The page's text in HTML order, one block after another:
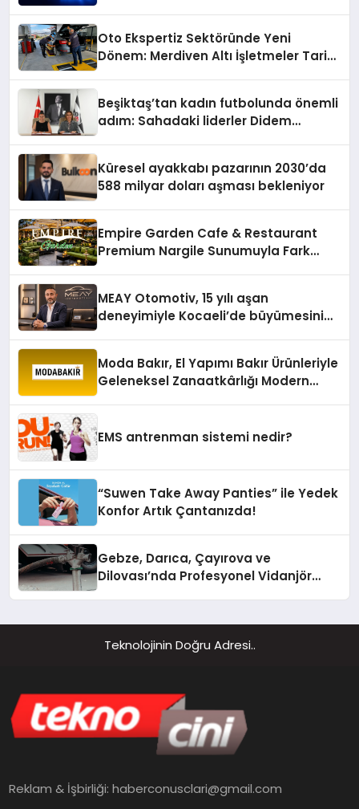
Oto Ekspertiz Sektöründe Yeni
Dönem: Merdiven Altı İşletmeler Tarih
Beşiktaş’tan kadın futbolunda önemli
adım: Sahadaki liderler Didem
Küresel ayakkabı pazarının 2030’da
588 milyar doları aşması bekleniyor
Empire Garden Cafe & Restaurant
Premium Nargile Sunumuyla Fark
MEAY Otomotiv, 15 yılı aşan
deneyimiyle Kocaeli’de büyümesini
Moda Bakır, El Yapımı Bakır Ürünleriyle
Geleneksel Zanaatkârlığı Modern
EMS antrenman sistemi nedir?
“Suwen Take Away Panties” ile Yedek
Konfor Artık Çantanızda!
Gebze, Darıca, Çayırova ve
Dilovası’nda Profesyonel Vidanjör
Teknolojinin Doğru Adresi..
Reklam & İşbirliği:haberconusclari@gmail.com